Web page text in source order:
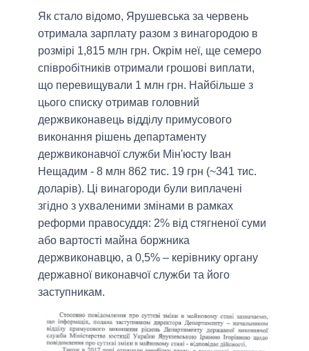
Як стало відомо, Ярушевська за червень
отримала зарплату разом з винагородою в
розмірі 1,815 млн грн. Окрім неї, ще семеро
співробітників отримали грошові виплати,
що перевищували 1 млн грн. Найбільше з
цього списку отримав головний
держвиконавець відділу примусового
виконання рішень департаменту
держвиконавчої служби Мін'юсту Іван
Нещадим - 8 млн 862 тис. 19 грн (~341 тис.
доларів). Ці винагороди були виплачені
згідно з ухваленими змінами в рамках
реформи правосуддя: 2% від стягненої суми
або вартості майна боржника
держвиконавцю, а 0,5% – керівнику органу
державної виконавчої служби та його
заступникам.